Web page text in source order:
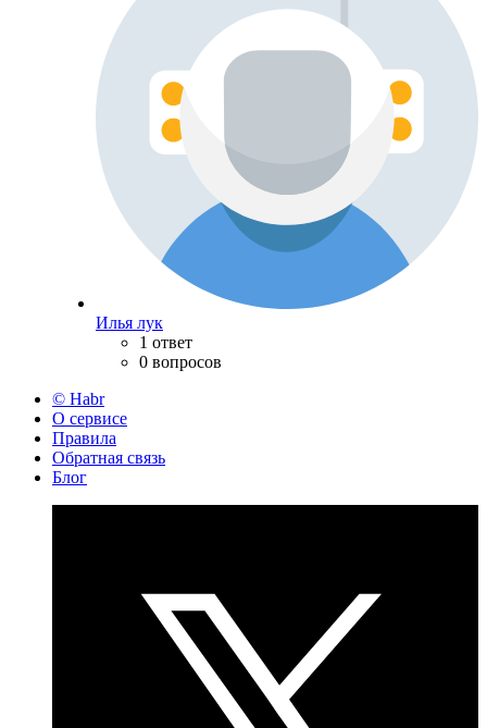
Илья лук
1 ответ
0 вопросов
© Habr
О сервисе
Правила
Обратная связь
Блог